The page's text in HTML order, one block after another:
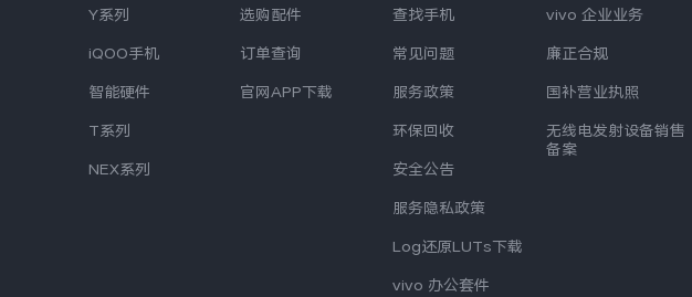
Y系列
iQOO手机
智能硬件
T系列
NEX系列
选购配件
订单查询
官网APP下载
查找手机
常见问题
服务政策
环保回收
安全公告
服务隐私政策
Log还原LUTs下载
vivo 办公套件
vivo 企业业务
廉正合规
国补营业执照
无线电发射设备销售
备案